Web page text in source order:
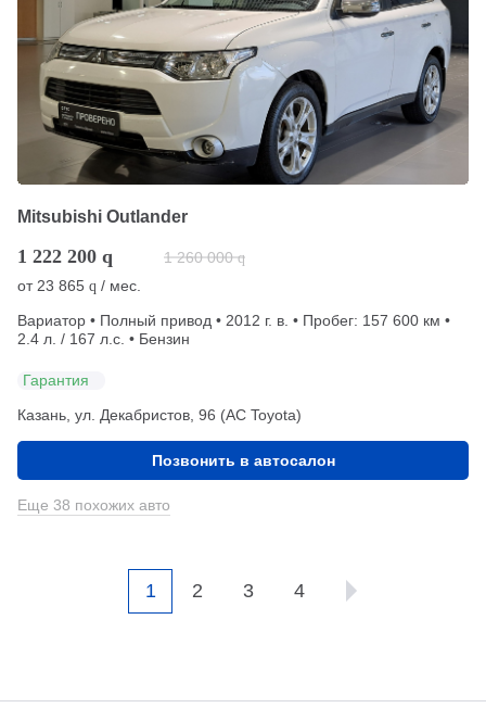
Mitsubishi Outlander
1 222 200 q 1 260 000 q
от 23 865 q / мес.
Вариатор • Полный привод • 2012 г. в. • Пробег: 157 600 км •
2.4 л. / 167 л.с. • Бензин
Гарантия
Казань, ул. Декабристов, 96 (АС Toyota)
Позвонить в автосалон
Еще 38 похожих авто
1 2 3 4